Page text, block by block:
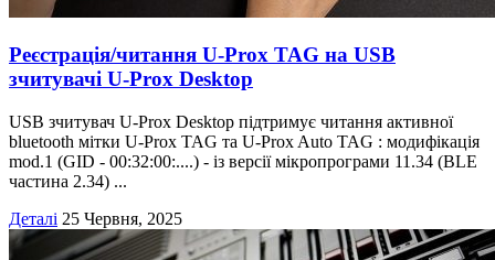
Реєстрація/читання U-Prox TAG на USB
зчитувачі U-Prox Desktop
USB зчитувач U-Prox Desktop підтримує читання активної
bluetooth мітки U-Prox TAG та U-Prox Auto TAG : модифікація
mod.1 (GID - 00:32:00:....) - із версії мікропрограми 11.34 (BLE
частина 2.34) ...
Деталі 25 Червня, 2025